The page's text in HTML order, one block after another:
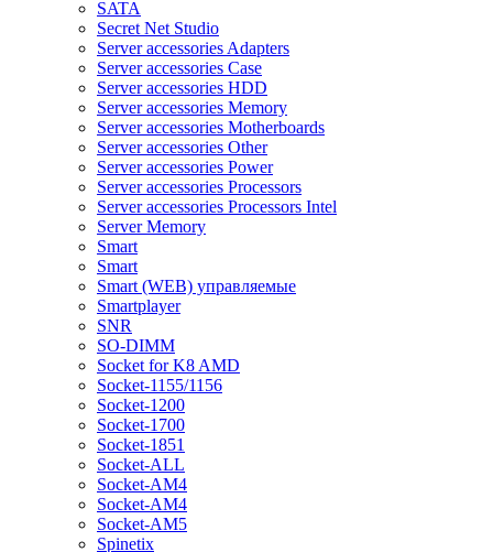
SATA
Secret Net Studio
Server accessories Adapters
Server accessories Case
Server accessories HDD
Server accessories Memory
Server accessories Motherboards
Server accessories Other
Server accessories Power
Server accessories Processors
Server accessories Processors Intel
Server Memory
Smart
Smart
Smart (WEB) управляемые
Smartplayer
SNR
SO-DIMM
Socket for K8 AMD
Socket-1155/1156
Socket-1200
Socket-1700
Socket-1851
Socket-ALL
Socket-AM4
Socket-AM4
Socket-AM5
Spinetix